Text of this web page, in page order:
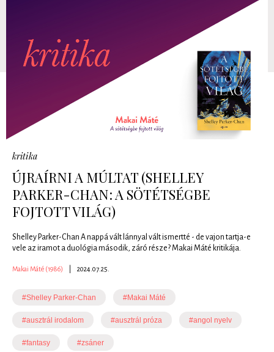
kritika
ÚJRAÍRNI A MÚLTAT (SHELLEY
PARKER-CHAN: A SÖTÉTSÉGBE
FOJTOTT VILÁG)
Shelley Parker-Chan A nappá vált lánnyal vált ismertté - de vajon tartja-e
vele az iramot a duológia második, záró része? Makai Máté kritikája.
Makai Máté (1986) 2024.07.25.
#Shelley Parker-Chan #Makai Máté
#ausztrál irodalom #ausztrál próza #angol nyelv
#fantasy #zsáner